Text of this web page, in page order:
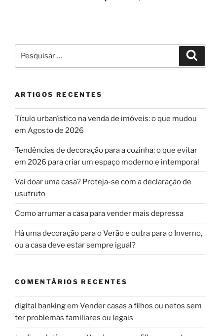
por:
ARTIGOS RECENTES
Título urbanístico na venda de imóveis: o que mudou
em Agosto de 2026
Tendências de decoração para a cozinha: o que evitar
em 2026 para criar um espaço moderno e intemporal
Vai doar uma casa? Proteja-se com a declaração de
usufruto
Como arrumar a casa para vender mais depressa
Há uma decoração para o Verão e outra para o Inverno,
ou a casa deve estar sempre igual?
COMENTÁRIOS RECENTES
digital bankingem Vender casas a filhos ou netos sem
ter problemas familiares ou legais